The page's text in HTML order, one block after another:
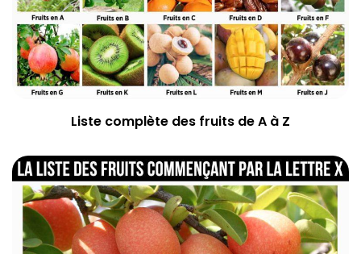
Liste complète des fruits de A à Z